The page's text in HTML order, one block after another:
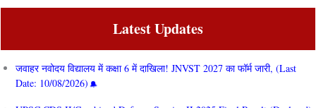
Latest Updates
जवाहर नवोदय विद्यालय में कक्षा 6 में दाखिला! JNVST 2027 का फॉर्म जारी, (Last
Date: 10/08/2026)